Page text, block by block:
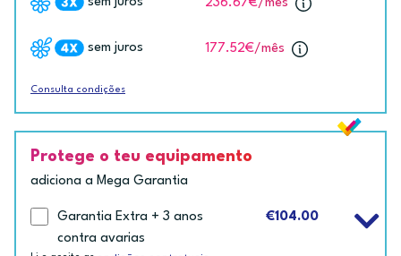
236.67€/mês
sem juros 177.52€/mês
Consulta condições
Protege o teu equipamento
adiciona a Mega Garantia
Garantia Extra + 3 anos
contra avarias
€104.00